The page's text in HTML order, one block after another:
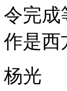
令完成
作是西
杨光